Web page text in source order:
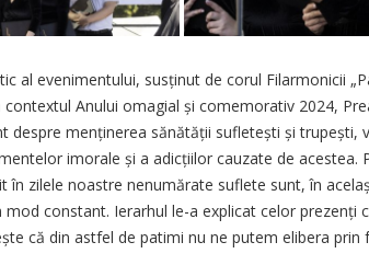
al evenimentului, susținut de corul Filarmonicii
contextul Anului omagial și comemorativ 2024,
despre men­ținerea sănătății sufletești și trupești,
imorale și a adicțiilor cauzate de acestea.
în zilele noastre nenu­mărate suflete sunt, în
mod constant. Ierarhul le-a explicat celor prezenți
că din astfel de patimi nu ne putem elibera prin